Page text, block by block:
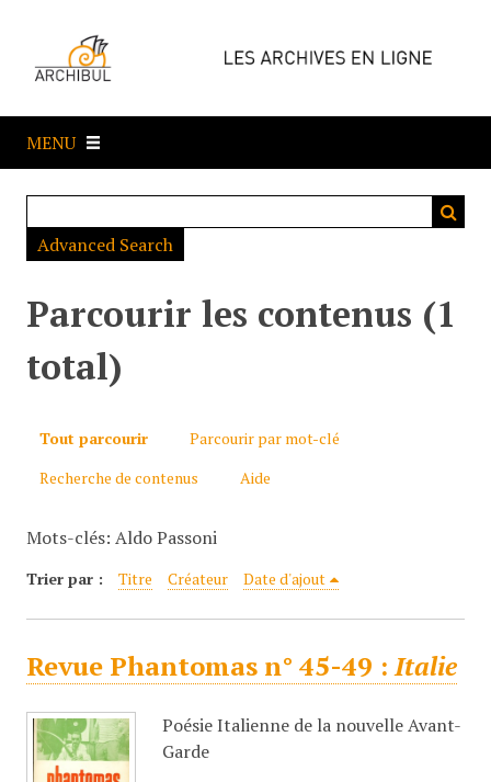
e
a
MENU
Advanced Search
Parcourir les contenus (1
total)
Tout parcourir
Parcourir par mot-clé
Recherche de contenus
Aide
Mots-clés: Aldo Passoni
Trier par : Titre Créateur Date d'ajout
Revue Phantomas n° 45-49 :Italie
Poésie Italienne de la nouvelle Avant-
Garde